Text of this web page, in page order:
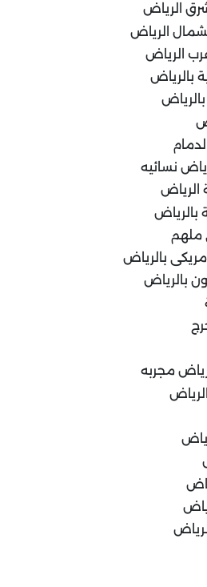
الرياض
الرياض
الرياض
بالرياض
نسائيه
الرياض
بالرياض
ملهم
بالرياض
بالرياض
مجربه